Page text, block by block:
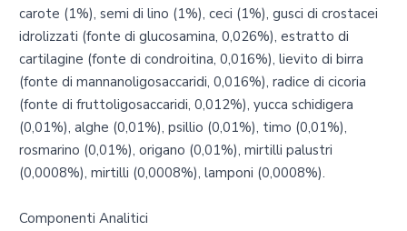
carote (1%), semi di lino (1%), ceci (1%), gusci di crostacei
idrolizzati (fonte di glucosamina, 0,026%), estratto di
cartilagine (fonte di condroitina, 0,016%), lievito di birra
(fonte di mannanoligosaccaridi, 0,016%), radice di cicoria
(fonte di fruttoligosaccaridi, 0,012%), yucca schidigera
(0,01%), alghe (0,01%), psillio (0,01%), timo (0,01%),
rosmarino (0,01%), origano (0,01%), mirtilli palustri
(0,0008%), mirtilli (0,0008%), lamponi (0,0008%).
Componenti Analitici